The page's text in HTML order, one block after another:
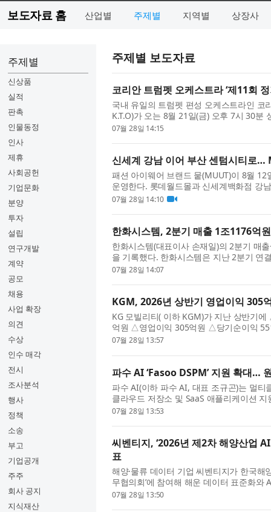
보도자료 홈 산업별 주제별 지역별 상장사
주제별
신상품
실적
판촉
인물동정
인사
제휴
사회공헌
기업문화
분양
투자
설립
연구개발
계약
공모
채용
사업 확장
의견
수상
인수 매각
전시
조사분석
행사
정책
소송
부고
기업공개
주주
회사 공지
지식재산
주제별 보도자료
코리안 트럼펫 오케스트라 ‘제11회
국내 유일의 트럼펫 편성 오케스트라인
K.T.O)​가 오는 8월 21일(금) 오후 7시 30분
한다. 지난 2013년 국내 최초 ‘100 트럼펫
07월 28일 14:15
신세계 강남 이어 부산 센텀시티로…
패션 아이웨어 브랜드 뭍(MUUT)이 8월
운영한다. 롯데월드몰과 신세계백화점 강
이웨어와 다양한 체험형 콘텐츠를 한자리
07월 28일 14:10
한화시스템, 2분기 매출 1조1176억
한화시스템(대표이사 손재일)의 2분기 매
을 기록했다. 한화시스템은 지난 2분기 연
을 기록해 전년 동기 대비 각각 45%,
07월 28일 14:07
KGM, 2026년 상반기 영업이익 305
KG 모빌리티( 이하 KGM)가 지난 상반기
억원 △영업이익 305억원 △당기순이익
벌 시장 신차 론칭과 신시장 진출 확대 등
07월 28일 13:57
파수 AI ‘Fasoo DSPM’ 지원 확대…
파수 AI(이하 파수 AI, 대표 조규곤)는 멀티
클라우드 저장소 및 SaaS 애플리케이션
기업들이 많이 사용하는 주요 앱들을 지원
07월 28일 13:53
씨벤티지, ‘2026년 제2차 해양산업
표
해양·물류 데이터 기업 씨벤티지가 한국해
무협의회’에 참여해 해운 데이터 표준화
열린 이번 협의회에서 ‘표준화된 해양 데이
07월 28일 13:50